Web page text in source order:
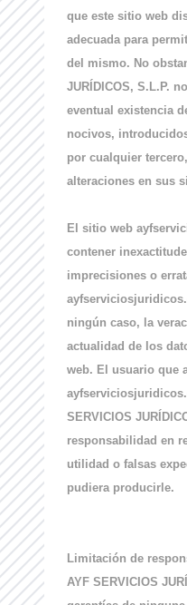
que este sitio web
adecuada para
del mismo. No
JURÍDICOS, S.L.P.
eventual existencia
nocivos,
por cualquier
alteraciones en sus
El sitio web
contener
imprecisiones o
ningún caso, la
actualidad de los
web. El usuario que
SERVICIOS
responsabilidad en
utilidad o falsas
pudiera producirle.
Limitación de
AYF SERVICIOS